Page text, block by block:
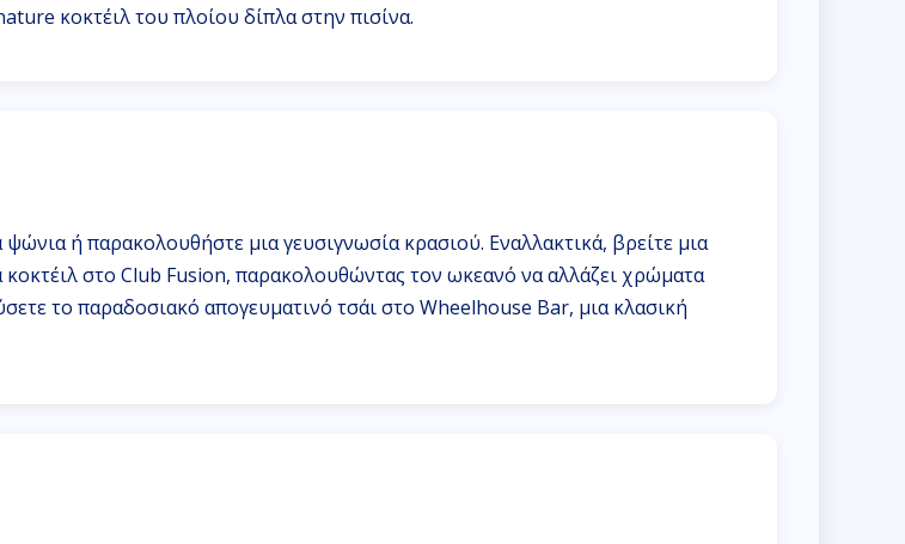
κοκτέιλ του πλοίου δίπλα στην πισίνα.
ή παρακολουθήστε μια γευσιγνωσία κρασιού. Εναλλακτικά, βρείτε μια
στο Club Fusion, παρακολουθώντας τον ωκεανό να αλλάζει χρώματα
το παραδοσιακό απογευματινό τσάι στο Wheelhouse Bar, μια κλασική